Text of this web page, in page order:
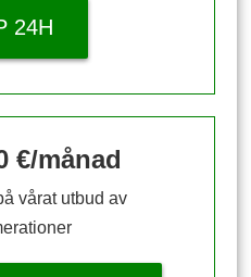
24H
€/månad
vårat utbud av